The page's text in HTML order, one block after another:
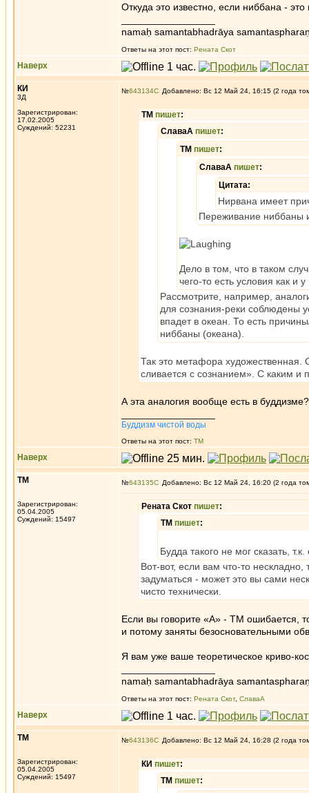
Откуда это известно, если ниббана -
namaḥ samantabhadrāya
Ответы на этот пост: Рената Скот
Наверх
КИ
3Д
Зарегистрирован:
17.02.2005
Суждений: 52231
№643134 Добавлено: Вс 12 Май 24, 16:15 (2 года
ТМ пишет:
СлаваА пишет:
ТМ пишет:
СлаваА пишет:
Цитата:
Нирвана имеет
Переживание ниббаны
Дело в том, что в таком
чего-то есть условия как и
Рассмотрите, например,
для сознания-реки соблюдены
впадет в океан. То есть
ниббаны (океана).
Так это метафора художественная.
сливается с сознанием». С каким и
А эта аналогия вообще есть в
Буддизм чистой воды
Ответы на этот пост: ТМ
Наверх
ТМ
Зарегистрирован:
05.04.2005
Суждений: 15497
№643135 Добавлено: Вс 12 Май 24, 16:20 (2 года
Рената Скот пишет:
ТМ пишет:
Будда такого не мог сказать,
Вот-вот, если вам что-то нескладно,
задуматься - может это вы сами
чисто технически.
Если вы говорите «А» - ТМ ошибается,
и потому заняты безосновательными
Я вам уже ваше теоретическое криво-
namaḥ samantabhadrāya
Ответы на этот пост: Рената Скот, СлаваА
Наверх
ТМ
Зарегистрирован:
05.04.2005
Суждений: 15497
№643136 Добавлено: Вс 12 Май 24, 16:28 (2 года
КИ пишет:
ТМ пишет: